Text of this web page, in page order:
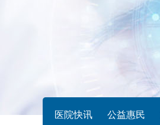
医院快讯 公益惠民